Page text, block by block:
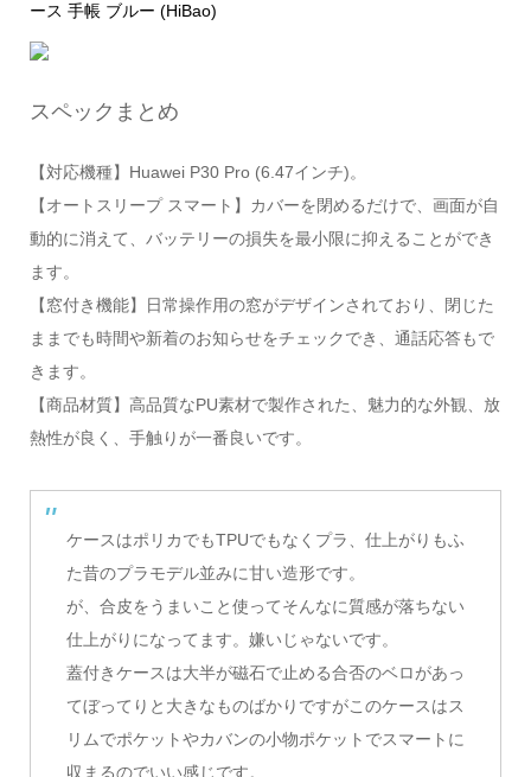
ース 手帳 ブルー (HiBao)
スペックまとめ
【対応機種】Huawei P30 Pro (6.47インチ)。
【オートスリープ スマート】カバーを閉めるだけで、画面が自
動的に消えて、バッテリーの損失を最小限に抑えることができ
ます。
【窓付き機能】日常操作用の窓がデザインされており、閉じた
ままでも時間や新着のお知らせをチェックでき、通話応答もで
きます。
【商品材質】高品質なPU素材で製作された、魅力的な外観、放
熱性が良く、手触りが一番良いです。
ケースはポリカでもTPUでもなくプラ、仕上がりもふ
た昔のプラモデル並みに甘い造形です。
が、合皮をうまいこと使ってそんなに質感が落ちない
仕上がりになってます。嫌いじゃないです。
蓋付きケースは大半が磁石で止める合否のベロがあっ
てぼってりと大きなものばかりですがこのケースはス
リムでポケットやカバンの小物ポケットでスマートに
収まるのでいい感じです。